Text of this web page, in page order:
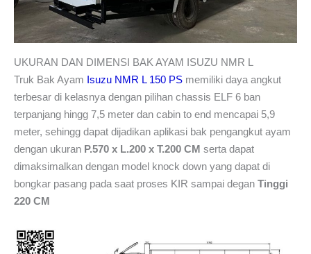
UKURAN DAN DIMENSI BAK AYAM ISUZU NMR L
Truk Bak Ayam Isuzu NMR L 150 PS memiliki daya angkut
terbesar di kelasnya dengan pilihan chassis ELF 6 ban
terpanjang hingg 7,5 meter dan cabin to end mencapai 5,9
meter, sehingg dapat dijadikan aplikasi bak pengangkut ayam
dengan ukuran P.570 x L.200 x T.200 CM serta dapat
dimaksimalkan dengan model knock down yang dapat di
bongkar pasang pada saat proses KIR sampai degan Tinggi
220 CM